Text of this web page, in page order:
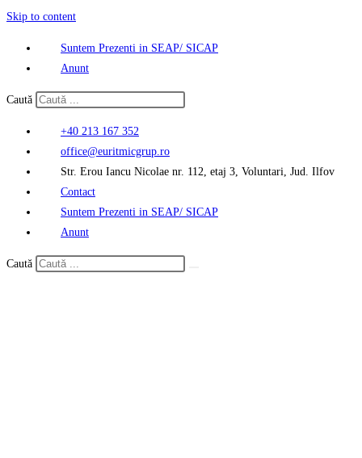
Skip to content
Suntem Prezenti in SEAP/ SICAP
Anunt
Caută
+40 213 167 352
office@euritmicgrup.ro
Str. Erou Iancu Nicolae nr. 112, etaj 3, Voluntari, Jud. Ilfov
Contact
Suntem Prezenti in SEAP/ SICAP
Anunt
Caută